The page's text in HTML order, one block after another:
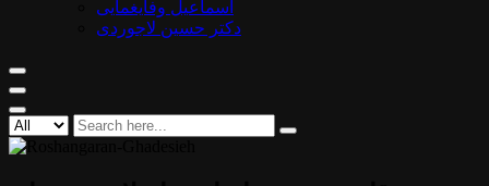
اسماعیل وفایغمایی
دکتر حسین لاجوردی